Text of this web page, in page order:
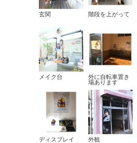
玄関 階段を上がって
メイク台
外に自転車置き
場あります
ディスプレイ 外観